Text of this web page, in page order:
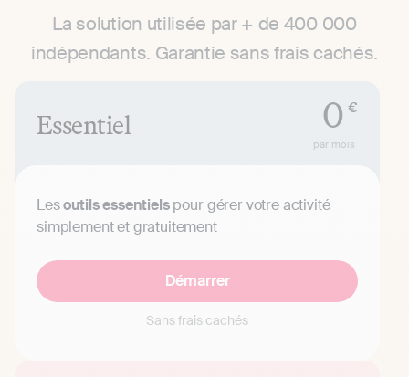
La solution utilisée par + de 400 000
indépendants. Garantie sans frais cachés.
Essentiel 0 €
par mois
Lesoutils essentielspour gérer votre activité
simplement et gratuitement
Démarrer
Sans frais cachés